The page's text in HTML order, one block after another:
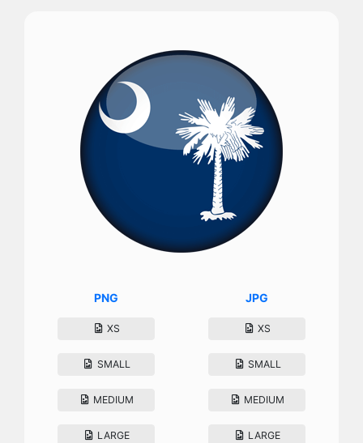
PNG
XS
SMALL
MEDIUM
LARGE
JPG
XS
SMALL
MEDIUM
LARGE